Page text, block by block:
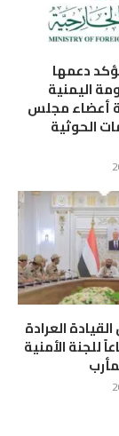
دعمها
اليمنية
أعضاء مجلس
الحوثية
العرادة
للجنة الأمنية